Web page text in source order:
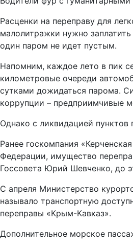
Расценки на переправу для
малолитражки нужно
один паром не идет пустым.
Напомним, каждое лето в пик
километровые очереди
сутками дожидаться парома.
коррупции – предприимчивые
Однако с ликвидацией
Ранее госкомпания
Федерации, имущество
Госсовета Юрий Шевченко, до
С апреля Министерство
называло транспортную
переправы «Крым-Кавказ».
Дополнительное морское